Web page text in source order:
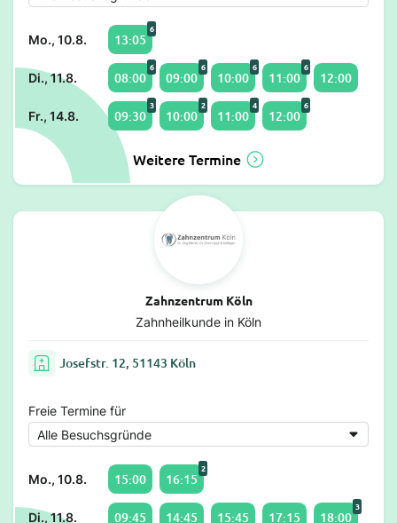
Mo., 10.8. 13:05
6
Di., 11.8. 08:00
6
09:00
6
10:00
6
11:00
6
12:00
Fr., 14.8. 09:30
3
10:00
2
11:00
4
12:00
6
Weitere Termine
Zahnzentrum Köln
Zahnheilkunde in Köln
Josefstr. 12, 51143 Köln
Freie Termine für
Mo., 10.8. 15:00 16:15
2
Di., 11.8. 09:45 14:45 15:45 17:15 18:00
3